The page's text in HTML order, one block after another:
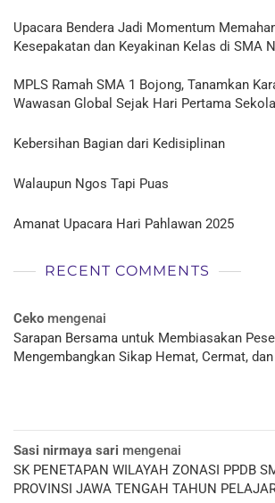
Upacara Bendera Jadi Momentum
Kesepakatan dan Keyakinan Kelas di SMA
MPLS Ramah SMA 1 Bojong, Tanamkan
Wawasan Global Sejak Hari Pertama
Kebersihan Bagian dari Kedisiplinan
Walaupun Ngos Tapi Puas
Amanat Upacara Hari Pahlawan 2025
RECENT COMMENTS
Ceko mengenai
Sarapan Bersama untuk Membiasakan
Mengembangkan Sikap Hemat, Cermat,
Sasi nirmaya sari mengenai
SK PENETAPAN WILAYAH ZONASI PPDB
PROVINSI JAWA TENGAH TAHUN